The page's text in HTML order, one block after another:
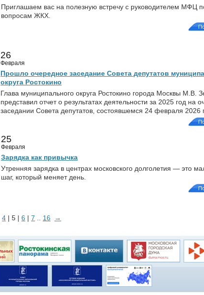
Приглашаем вас на полезную встречу с руководителем МФЦ
вопросам ЖКХ.
26
Февраля
Прошло очередное заседание Совета депутатов
округа Ростокино
Глава муниципального округа Ростокино города Москвы М.В.
представил отчет о результатах деятельности за 2025 год на
заседании Совета депутатов, состоявшемся 24 февраля 2026
25
Февраля
Зарядка как привычка
Утренняя зарядка в центрах московского долголетия — это
шаг, который меняет день.
4 | 5 | 6 | 7 16 →